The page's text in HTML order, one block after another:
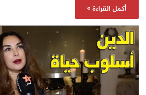
أكمل القراءة »